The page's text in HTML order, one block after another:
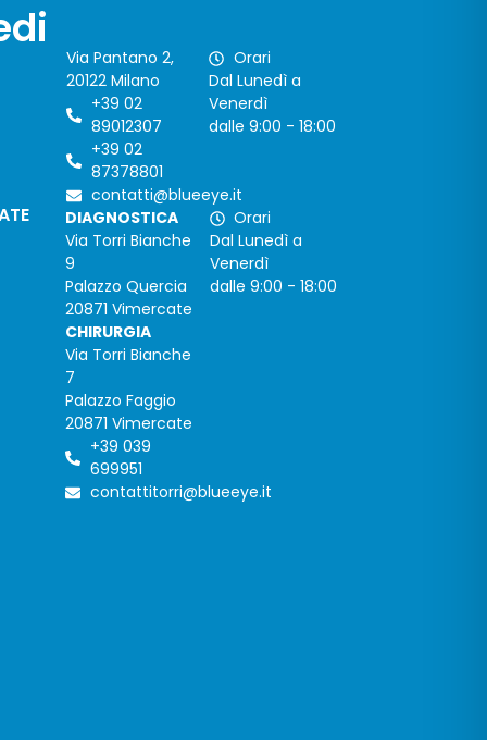
Via Pantano 2,
20122 Milano
+39 02
89012307
+39 02
87378801
contatti@blueeye.it
Orari
Dal Lunedì a
Venerdì
dalle 9:00 - 18:00
DIAGNOSTICA
Via Torri Bianche
9
Palazzo Quercia
20871 Vimercate
CHIRURGIA
Via Torri Bianche
7
Palazzo Faggio
20871 Vimercate
+39 039
699951
contattitorri@blueeye.it
Orari
Dal Lunedì a
Venerdì
dalle 9:00 - 18:00